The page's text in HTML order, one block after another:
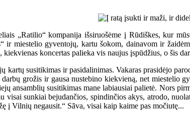
„Ratilio“ kompanija išsiruošėme į Rūdiškes, kur
ir miestelio gyventojų, kartu šokom, dainavom ir
kiekvienas koncertas palieka vis naujus įspūdžius, o šis
kartų susitikimas ir pasidalinimas. Vakaras prasidėjo
grožis ir gausa nustebino kiekvieną, net miestelio
ansamblių susitikimas mane labiausiai palietė. Nors
visai sunkiai bejudančios, spindinčios akys, atrodo,
į Vilnių negausit.“ Sãva, visai kaip kaime pas močiutę...